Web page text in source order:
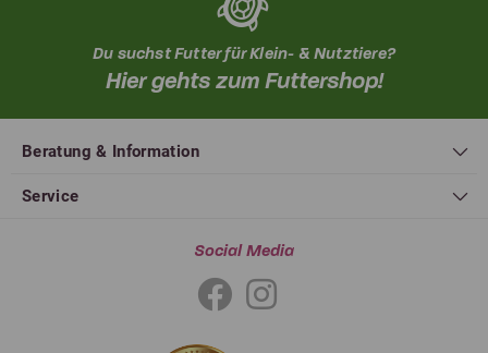
Du suchst Futter für Klein- & Nutztiere?
Hier gehts zum Futtershop!
Beratung & Information
Service
Social Media